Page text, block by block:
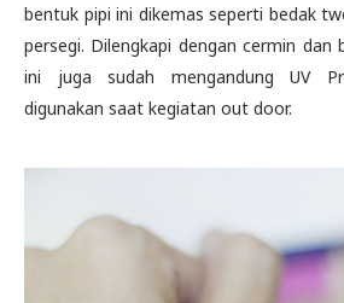
bentuk pipi ini dikemas seperti bedak
persegi. Dilengkapi dengan cermin dan
ini juga sudah mengandung UV
digunakan saat kegiatan out door.